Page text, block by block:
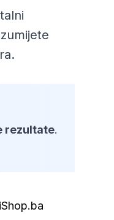
rezultate.